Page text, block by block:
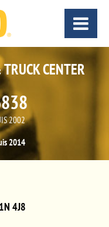
CENTER
2002
2014
4J8